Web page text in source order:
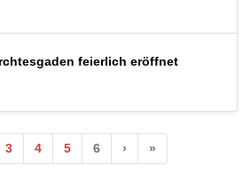
feierlich eröffnet
3 4 5 6 › »